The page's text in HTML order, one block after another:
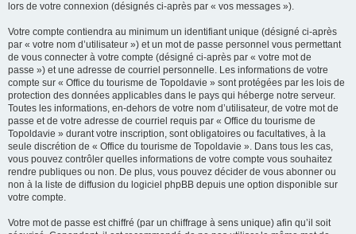
lors de votre connexion (désignés ci-après par « vos messages »).
Votre compte contiendra au minimum un identifiant unique (désigné ci-après
par « votre nom d’utilisateur ») et un mot de passe personnel vous permettant
de vous connecter à votre compte (désigné ci-après par « votre mot de
passe ») et une adresse de courriel personnelle. Les informations de votre
compte sur « Office du tourisme de Topoldavie » sont protégées par les lois de
protection des données applicables dans le pays qui héberge notre serveur.
Toutes les informations, en-dehors de votre nom d’utilisateur, de votre mot de
passe et de votre adresse de courriel requis par « Office du tourisme de
Topoldavie » durant votre inscription, sont obligatoires ou facultatives, à la
seule discrétion de « Office du tourisme de Topoldavie ». Dans tous les cas,
vous pouvez contrôler quelles informations de votre compte vous souhaitez
rendre publiques ou non. De plus, vous pouvez décider de vous abonner ou
non à la liste de diffusion du logiciel phpBB depuis une option disponible sur
votre compte.
Votre mot de passe est chiffré (par un chiffrage à sens unique) afin qu’il soit